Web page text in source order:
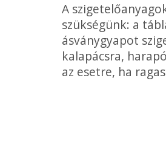
A
szükségünk: a
ásványgyapot
kalapácsra,
az esetre, ha